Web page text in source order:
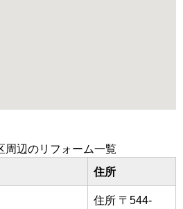
周辺のリフォーム一覧
住所
住所 〒544-